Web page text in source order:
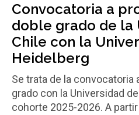
Convocatoria a
doble grado de la
Chile con la
Heidelberg
Se trata de la convocatoria
grado con la Universidad
cohorte 2025-2026. A